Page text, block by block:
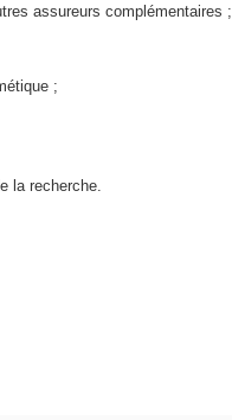
assureurs complémentaires ;
;
la recherche.